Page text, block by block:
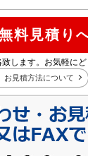
料見積り
します。お気軽にど
お見積方法について